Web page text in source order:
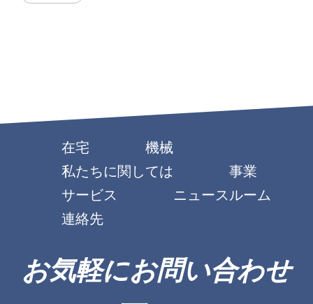
在宅
機械
私たちに関しては
事業
サービス
ニュースルーム
連絡先
お気軽にお問い合わせ